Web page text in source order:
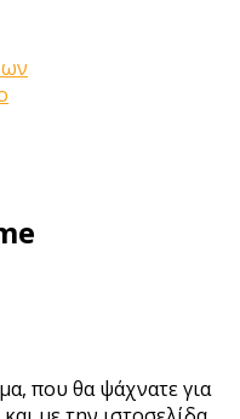
που θα ψάχνατε για